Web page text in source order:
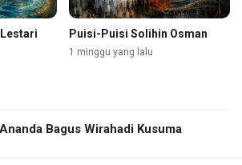
Puisi-Puisi Solihin Osman
1 minggu yang lalu
Bagus Wirahadi Kusuma